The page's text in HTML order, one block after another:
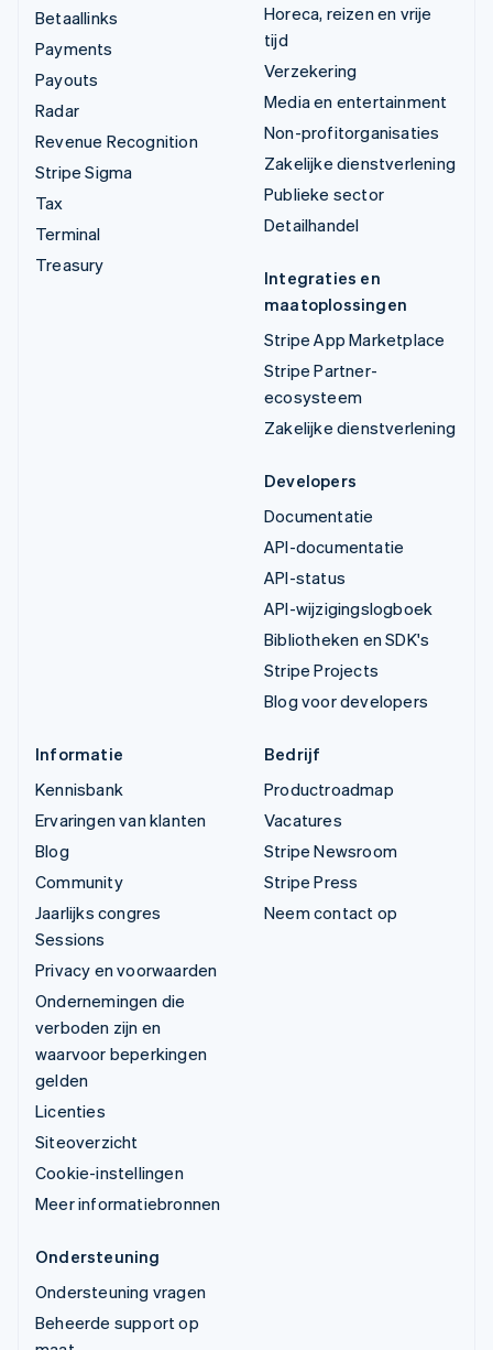
Betaallinks
Payments
Payouts
Radar
Revenue Recognition
Stripe Sigma
Tax
Terminal
Treasury
Horeca, reizen en vrije
tijd
Verzekering
Media en entertainment
Non-profitorganisaties
Zakelijke dienstverlening
Publieke sector
Detailhandel
Integraties en
maatoplossingen
Stripe App Marketplace
Stripe Partner-
ecosysteem
Zakelijke dienstverlening
Developers
Documentatie
API-documentatie
API-status
API-wijzigingslogboek
Bibliotheken en SDK's
Stripe Projects
Blog voor developers
Informatie
Kennisbank
Ervaringen van klanten
Blog
Community
Jaarlijks congres
Sessions
Privacy en voorwaarden
Ondernemingen die
verboden zijn en
waarvoor beperkingen
gelden
Licenties
Siteoverzicht
Cookie-instellingen
Meer informatiebronnen
Bedrijf
Productroadmap
Vacatures
Stripe Newsroom
Stripe Press
Neem contact op
Ondersteuning
Ondersteuning vragen
Beheerde support op